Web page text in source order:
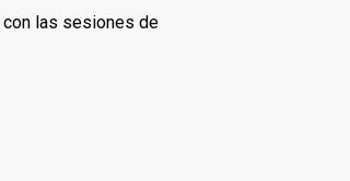
las sesiones de